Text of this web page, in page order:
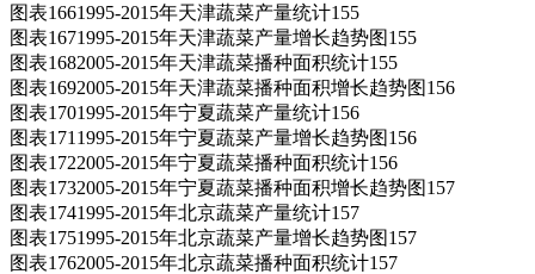
图表1661995-2015年天津蔬菜产量统计155
图表1671995-2015年天津蔬菜产量增长趋势图155
图表1682005-2015年天津蔬菜播种面积统计155
图表1692005-2015年天津蔬菜播种面积增长趋势图156
图表1701995-2015年宁夏蔬菜产量统计156
图表1711995-2015年宁夏蔬菜产量增长趋势图156
图表1722005-2015年宁夏蔬菜播种面积统计156
图表1732005-2015年宁夏蔬菜播种面积增长趋势图157
图表1741995-2015年北京蔬菜产量统计157
图表1751995-2015年北京蔬菜产量增长趋势图157
图表1762005-2015年北京蔬菜播种面积统计157